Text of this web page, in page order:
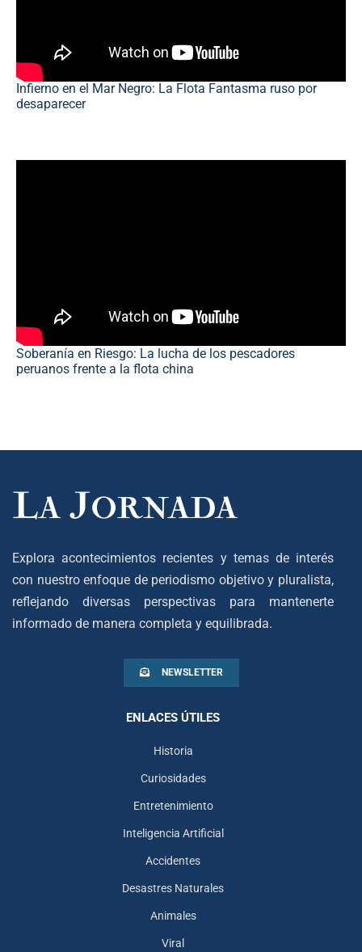
Infierno en el Mar Negro: La Flota Fantasma ruso por
desaparecer
Soberanía en Riesgo: La lucha de los pescadores
peruanos frente a la flota china
Explora acontecimientos recientes y temas de interés
con nuestro enfoque de periodismo objetivo y pluralista,
reflejando diversas perspectivas para mantenerte
informado de manera completa y equilibrada.
NEWSLETTER
ENLACES ÚTILES
Historia
Curiosidades
Entretenimiento
Inteligencia Artificial
Accidentes
Desastres Naturales
Animales
Viral